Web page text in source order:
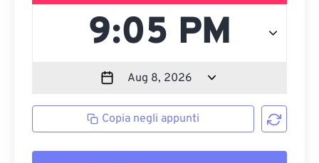
Copia negli appunti